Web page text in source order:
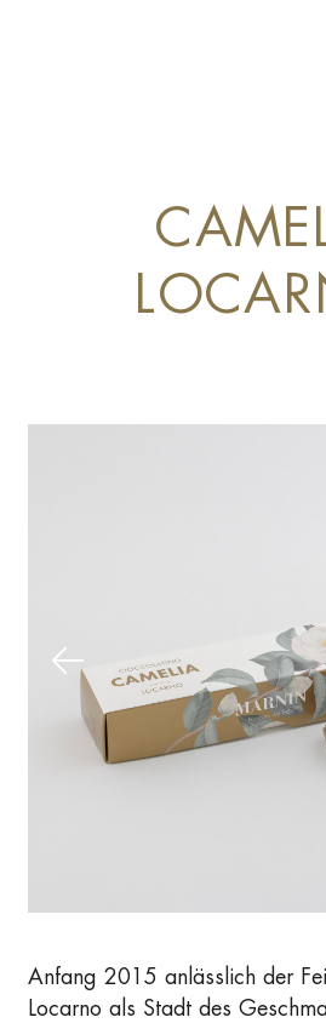
Anfang 2015 anlässlich der
Locarno als Stadt des